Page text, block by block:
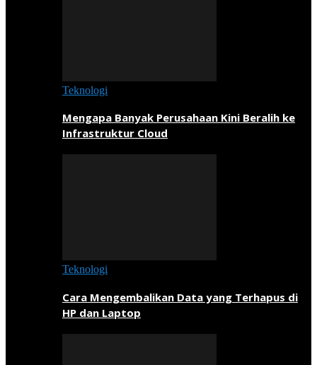
Teknologi
Mengapa Banyak Perusahaan Kini Beralih ke
Infrastruktur Cloud
Teknologi
Cara Mengembalikan Data yang Terhapus di
HP dan Laptop